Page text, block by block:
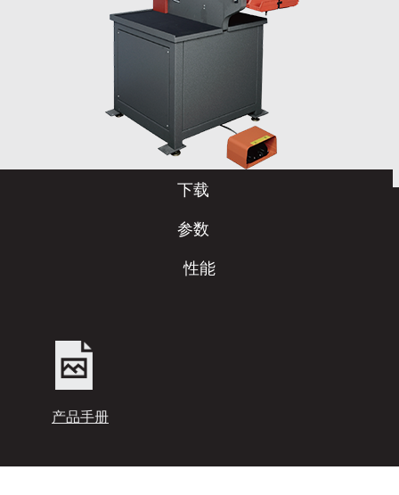
下载
参数
性能
产品手册